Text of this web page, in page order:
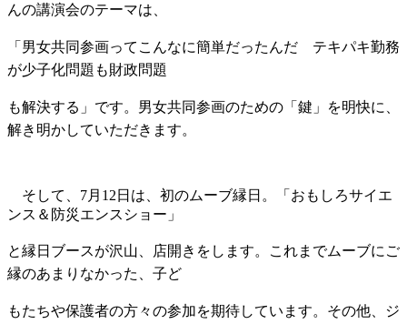
んの講演会のテーマは、
「男女共同参画ってこんなに簡単だったんだ テキパキ勤務
が少子化問題も財政問題
も解決する」です。男女共同参画のための「鍵」を明快に、
解き明かしていただきます。
そして、7月12日は、初のムーブ縁日。「おもしろサイエ
ンス＆防災エンスショー」
と縁日 ブースが沢山、店開きをします。これまでムーブにご
縁のあまりなかった、子ど
もたちや保護者の方々の参加を期待しています。その他、ジ